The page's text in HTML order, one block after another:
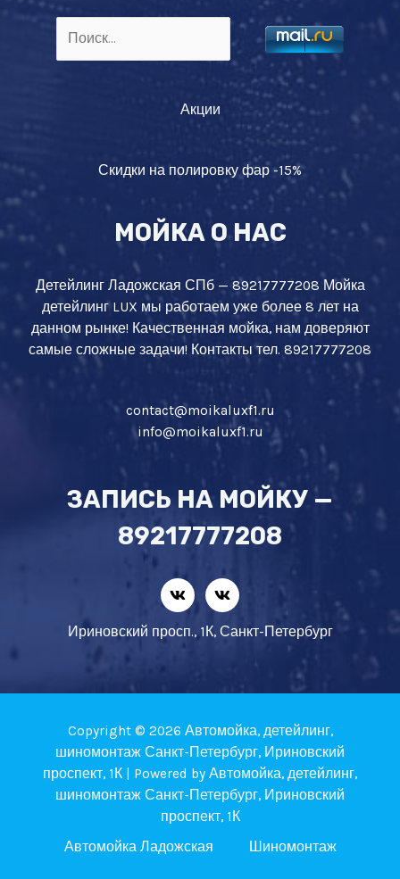
Акции
Скидки на полировку фар -15%
МОЙКА О НАС
Детейлинг Ладожская СПб — 89217777208 Мойка
детейлинг LUX мы работаем уже более 8 лет на
данном рынке! Качественная мойка, нам доверяют
самые сложные задачи! Контакты тел. 89217777208
contact@moikaluxf1.ru
info@moikaluxf1.ru
ЗАПИСЬ НА МОЙКУ —
89217777208
Ириновский просп., 1К, Санкт-Петербург
Copyright © 2026 Автомойка, детейлинг,
шиномонтаж Санкт-Петербург, Ириновский
проспект, 1К | Powered by Автомойка, детейлинг,
шиномонтаж Санкт-Петербург, Ириновский
проспект, 1К
Автомойка Ладожская
Шиномонтаж